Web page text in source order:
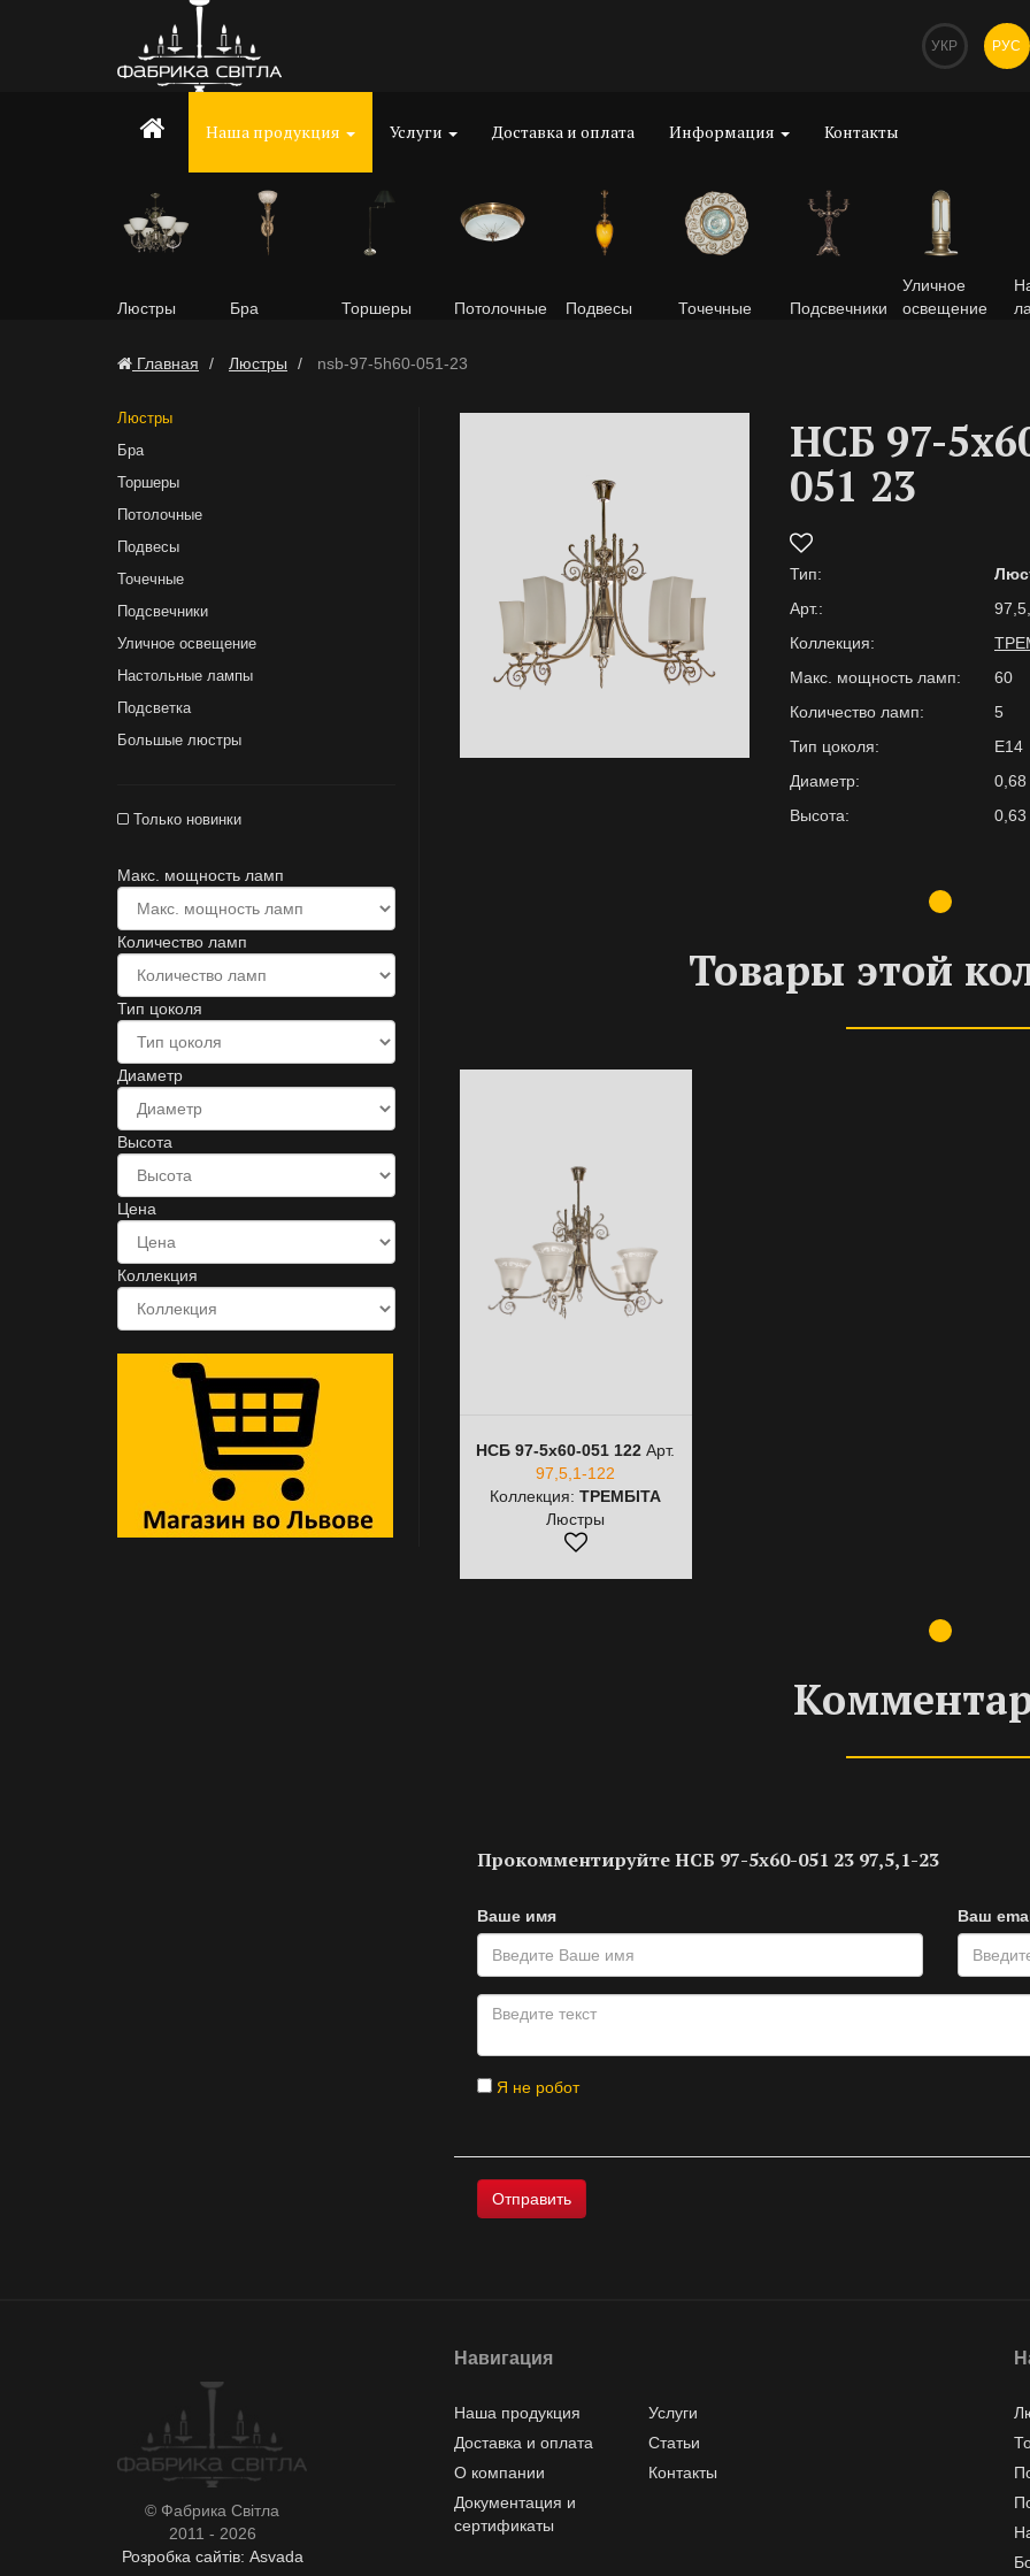
УКР РУС
Наша продукция Услуги Доставка и оплата Информация Контакты
Люстры Бра Торшеры Потолочные Подвесы Точечные Подсвечники
Уличное
освещение
Главная Люстры nsb-97-5h60-051-23
Люстры
Бра
Торшеры
Потолочные
Подвесы
Точечные
Подсвечники
Уличное освещение
Настольные лампы
Подсветка
Большые люстры
Только новинки
Макс. мощность ламп
Количество ламп
Тип цоколя
Диаметр
Высота
Цена
Коллекция
НСБ 97-
051 23
Тип:
Арт.:
Коллекция:
Макс. мощность ламп:
60
Количество ламп:
5
Тип цоколя:
E14
Диаметр:
0,68
Высота:
0,63
Товары этой
НСБ 97-5х60-051 122 Арт.
97,5,1-122
Коллекция: ТРЕМБІТА
Люстры
Прокомментируйте НСБ 97-5х60-051 23 97,5,1-23
Ваше имя Ваш
Я не робот
© Фабрика Світла
2011 - 2026
Розробка сайтів: Asvada
Навигация
Наша продукция
Услуги
Доставка и оплата
Статьи
О компании
Контакты
Документация и
сертификаты